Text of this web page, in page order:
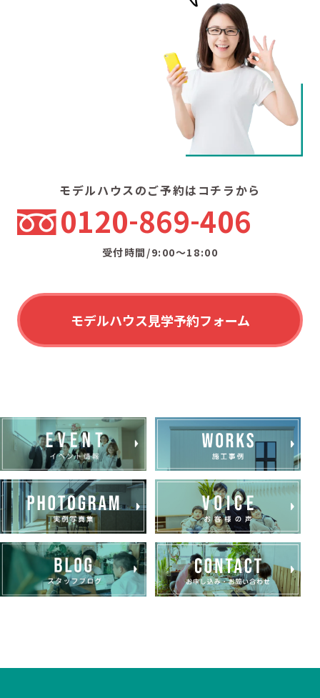
モデルハウスのご予約はコチラから
0120 869 406
受付時間/9:00〜18:00
モデルハウス見学予約フォーム